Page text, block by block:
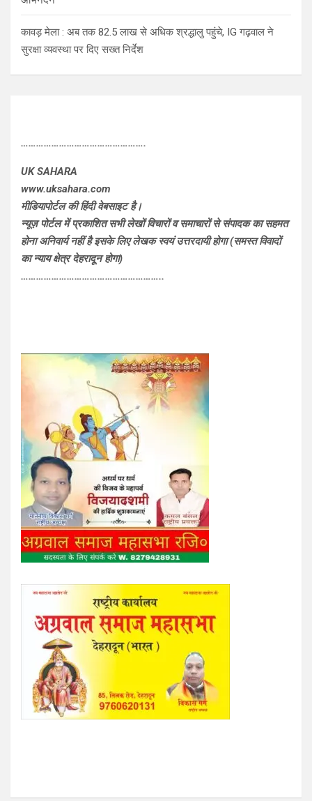
कावड़ मेला : अब तक 82.5 लाख से अधिक श्रद्धालु पहुंचे, IG गढ़वाल ने
सुरक्षा व्यवस्था पर दिए सख्त निर्देश
………………………………………….
UK SAHARA
www.uksahara.com
मीडियापोर्टल की हिंदी वेबसाइट है।
न्यूज़ पोर्टल में प्रकाशित सभी लेखों विचारों व समाचारों से संपादक का सहमत
होना अनिवार्य नहीं है इसके लिए लेखक स्वयं उत्तरदायी होगा (समस्त विवादों
का न्याय क्षेत्र देहरादून होगा)
………………………………………………..